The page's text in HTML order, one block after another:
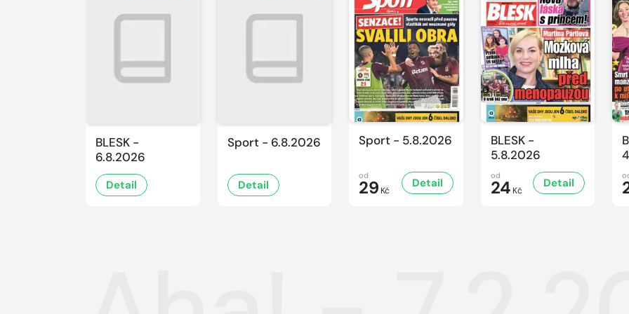
BLESK -
6.8.2026
Detail
Sport - 6.8.2026
Detail
Sport - 5.8.2026
od
29 Kč
Detail
BLESK -
5.8.2026
od
24 Kč
Detail